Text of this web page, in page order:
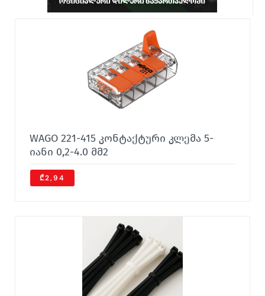
WAGO 221-415 კონტაქტური კლემა 5-
იანი 0,2-4.0 მმ2
₾2,94